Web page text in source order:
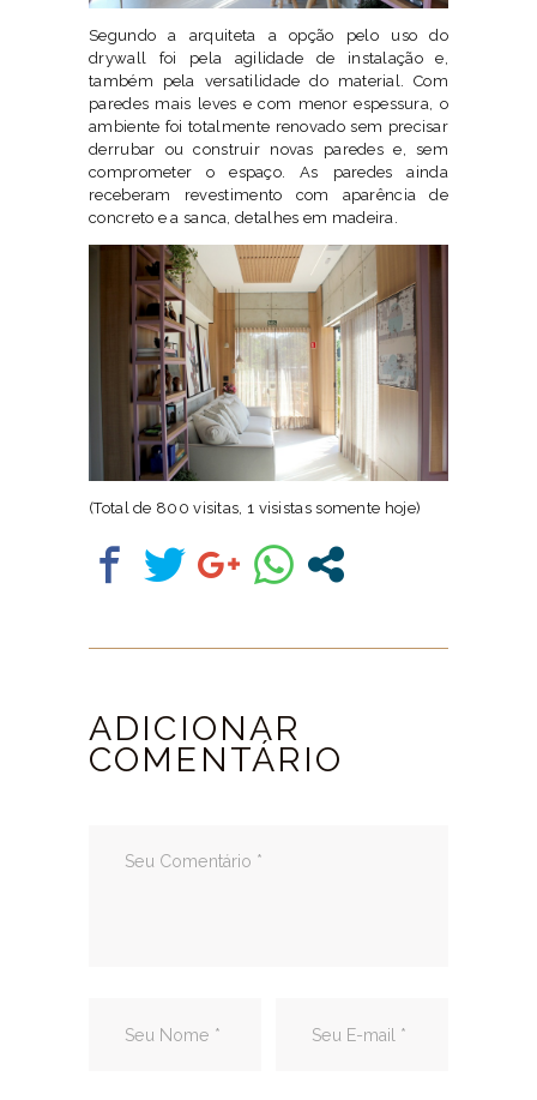
Segundo a arquiteta a opção pelo uso do
drywall foi pela agilidade de instalação e,
também pela versatilidade do material. Com
paredes mais leves e com menor espessura, o
ambiente foi totalmente renovado sem precisar
derrubar ou construir novas paredes e, sem
comprometer o espaço. As paredes ainda
receberam revestimento com aparência de
concreto e a sanca, detalhes em madeira.
(Total de 800 visitas, 1 visistas somente hoje)
ADICIONAR
COMENTÁRIO